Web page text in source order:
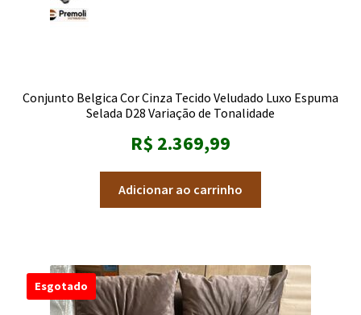
Conjunto Belgica Cor Cinza Tecido Veludado Luxo Espuma
Selada D28 Variação de Tonalidade
R$ 2.369,99
Adicionar ao carrinho
Esgotado